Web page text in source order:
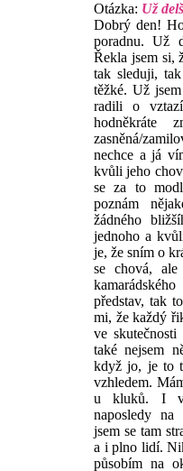
Otázka: Už
Dobrý den!
poradnu. Už
Řekla jsem si,
tak sleduji,
těžké. Už
radili o
zasněná/
nechce a já
kvůli jeho
se za to
poznám
žádného
jednoho a
je, že sním o
se chová,
představ, tak
mi, že každý
ve
také nejsem
když jo, je to
vzhledem.
u kluků. I
naposledy na
jsem se tam
a i plno lidí.
působím na